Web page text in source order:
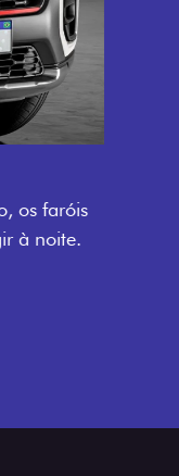
E 4
na Fiat Strada,
e 4 portas.